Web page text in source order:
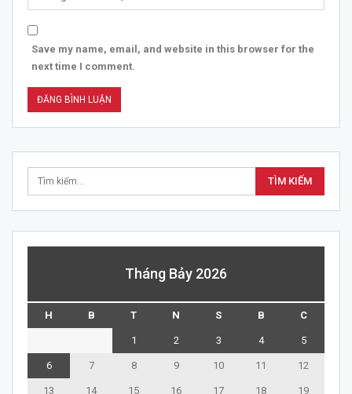
Save my name, email, and website in this browser for the
next time I comment.
Tháng Bảy 2026
H B T N S B C
1 2 3 4 5
6 7 8 9 10 11 12
13 14 15 16 17 18 19